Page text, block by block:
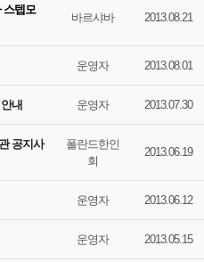
스텝모
바르샤바 2013.08.21
운영자 2013.08.01
내 운영자 2013.07.30
공지사
폴란드한인
회
2013.06.19
운영자 2013.06.12
운영자 2013.05.15